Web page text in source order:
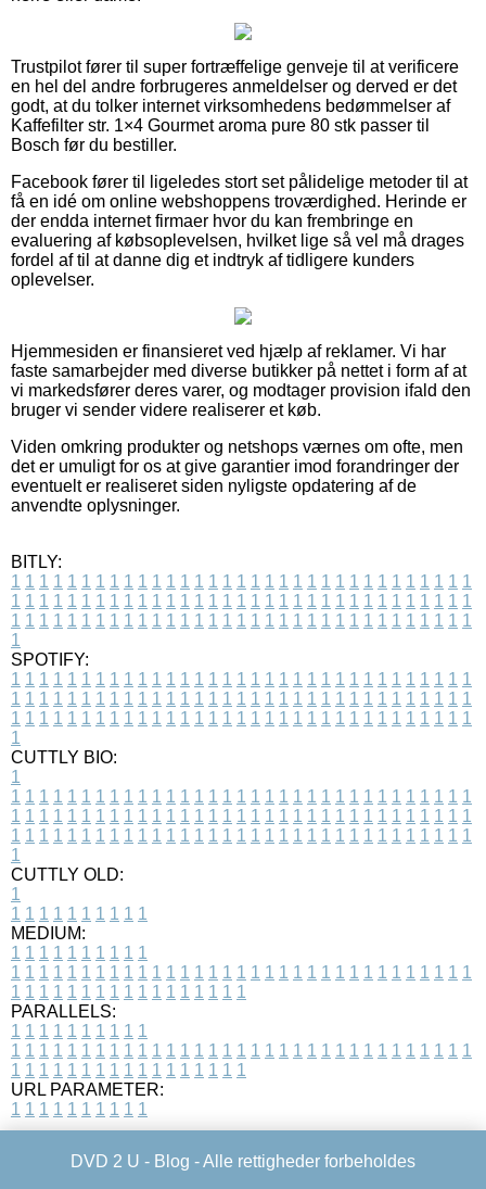
Trustpilot fører til super fortræffelige genveje til at verificere
en hel del andre forbrugeres anmeldelser og derved er det
godt, at du tolker internet virksomhedens bedømmelser af
Kaffefilter str. 1×4 Gourmet aroma pure 80 stk passer til
Bosch før du bestiller.
Facebook fører til ligeledes stort set pålidelige metoder til at
få en idé om online webshoppens troværdighed. Herinde er
der endda internet firmaer hvor du kan frembringe en
evaluering af købsoplevelsen, hvilket lige så vel må drages
fordel af til at danne dig et indtryk af tidligere kunders
oplevelser.
Hjemmesiden er finansieret ved hjælp af reklamer. Vi har
faste samarbejder med diverse butikker på nettet i form af at
vi markedsfører deres varer, og modtager provision ifald den
bruger vi sender videre realiserer et køb.
Viden omkring produkter og netshops værnes om ofte, men
det er umuligt for os at give garantier imod forandringer der
eventuelt er realiseret siden nyligste opdatering af de
anvendte oplysninger.
BITLY:
1 1 1 1 1 1 1 1 1 1 1 1 1 1 1 1 1 1 1 1 1 1 1 1 1 1 1 1 1 1 1 1 1
1 1 1 1 1 1 1 1 1 1 1 1 1 1 1 1 1 1 1 1 1 1 1 1 1 1 1 1 1 1 1 1 1
1 1 1 1 1 1 1 1 1 1 1 1 1 1 1 1 1 1 1 1 1 1 1 1 1 1 1 1 1 1 1 1 1
1
SPOTIFY:
1 1 1 1 1 1 1 1 1 1 1 1 1 1 1 1 1 1 1 1 1 1 1 1 1 1 1 1 1 1 1 1 1
1 1 1 1 1 1 1 1 1 1 1 1 1 1 1 1 1 1 1 1 1 1 1 1 1 1 1 1 1 1 1 1 1
1 1 1 1 1 1 1 1 1 1 1 1 1 1 1 1 1 1 1 1 1 1 1 1 1 1 1 1 1 1 1 1 1
1
CUTTLY BIO:
1
1 1 1 1 1 1 1 1 1 1 1 1 1 1 1 1 1 1 1 1 1 1 1 1 1 1 1 1 1 1 1 1 1
1 1 1 1 1 1 1 1 1 1 1 1 1 1 1 1 1 1 1 1 1 1 1 1 1 1 1 1 1 1 1 1 1
1 1 1 1 1 1 1 1 1 1 1 1 1 1 1 1 1 1 1 1 1 1 1 1 1 1 1 1 1 1 1 1 1
1
CUTTLY OLD:
1
1 1 1 1 1 1 1 1 1 1
MEDIUM:
1 1 1 1 1 1 1 1 1 1
1 1 1 1 1 1 1 1 1 1 1 1 1 1 1 1 1 1 1 1 1 1 1 1 1 1 1 1 1 1 1 1 1
1 1 1 1 1 1 1 1 1 1 1 1 1 1 1 1 1
PARALLELS:
1 1 1 1 1 1 1 1 1 1
1 1 1 1 1 1 1 1 1 1 1 1 1 1 1 1 1 1 1 1 1 1 1 1 1 1 1 1 1 1 1 1 1
1 1 1 1 1 1 1 1 1 1 1 1 1 1 1 1 1
URL PARAMETER:
1 1 1 1 1 1 1 1 1 1
DVD 2 U - Blog - Alle rettigheder forbeholdes